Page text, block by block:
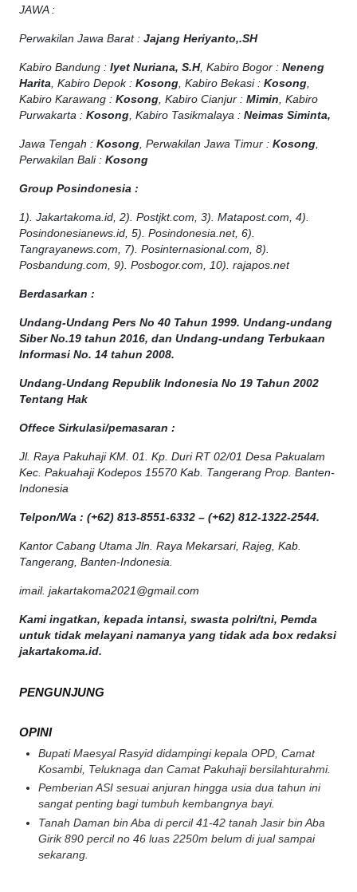
JAWA :
Perwakilan Jawa Barat : Jajang Heriyanto,.SH
Kabiro Bandung : Iyet Nuriana, S.H, Kabiro Bogor : Neneng
Harita , Kabiro Depok : Kosong , Kabiro Bekasi : Kosong
Kabiro Karawang : Kosong , Kabiro Cianjur : Mimin , Kabiro
Purwakarta : Kosong , Kabiro Tasikmalaya : Neimas Siminta,
Jawa Tengah : Kosong , Perwakilan Jawa Timur : Kosong
Perwakilan Bali : Kosong
Group Posindonesia :
1). Jakartakoma.id, 2). Postjkt.com, 3). Matapost.com, 4).
Posindonesianews.id, 5). Posindonesia.net, 6).
Tangrayanews.com, 7). Posinternasional.com, 8).
Posbandung.com, 9). Posbogor.com, 10). rajapos.net
Berdasarkan :
Undang-Undang Pers No 40 Tahun 1999. Undang-undang
Siber No.19 tahun 2016, dan Undang-undang Terbukaan
Informasi No. 14 tahun 2008.
Undang-Undang Republik Indonesia No 19 Tahun 2002
Tentang Hak
Offece Sirkulasi/pemasaran :
Jl. Raya Pakuhaji KM. 01. Kp. Duri RT 02/01 Desa Pakualam
Kec. Pakuahaji Kodepos 15570 Kab. Tangerang Prop. Banten-
Indonesia
Telpon/Wa : (+62) 813-8551-6332 – (+62) 812-1322-2544.
Kantor Cabang Utama Jln. Raya Mekarsari, Rajeg, Kab.
Tangerang, Banten-Indonesia.
imail. jakartakoma2021@gmail.com
Kami ingatkan, kepada intansi, swasta polri/tni, Pemda
untuk tidak melayani namanya yang tidak ada box redaksi
jakartakoma.id.
PENGUNJUNG
OPINI
Bupati Maesyal Rasyid didampingi kepala OPD, Camat
Kosambi, Teluknaga dan Camat Pakuhaji bersilahturahmi.
Pemberian ASI sesuai anjuran hingga usia dua tahun ini
sangat penting bagi tumbuh kembangnya bayi.
Tanah Daman bin Aba di percil 41-42 tanah Jasir bin Aba
Girik 890 percil no 46 luas 2250m belum di jual sampai
sekarang.